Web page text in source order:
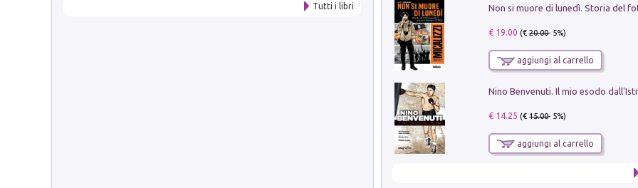
Tutti i libri
€ 19.00 (€20.00- 5%)
aggiungi al carrello
Nino Benvenuti. Il mio esodo
€ 14.25 (€15.00- 5%)
aggiungi al carrello